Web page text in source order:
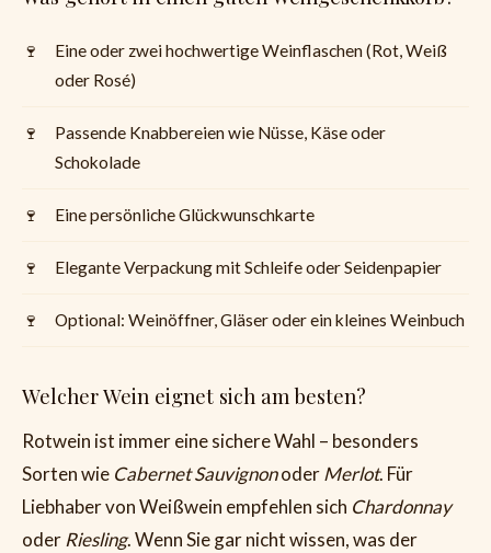
Eine oder zwei hochwertige Weinflaschen (Rot, Weiß
oder Rosé)
Passende Knabbereien wie Nüsse, Käse oder
Schokolade
Eine persönliche Glückwunschkarte
Elegante Verpackung mit Schleife oder Seidenpapier
Optional: Weinöffner, Gläser oder ein kleines Weinbuch
Welcher Wein eignet sich am besten?
Rotwein ist immer eine sichere Wahl – besonders
Sorten wie Cabernet SauvignonoderMerlot. Für
Liebhaber von Weißwein empfehlen sich Chardonnay
oder Riesling. Wenn Sie gar nicht wissen, was der